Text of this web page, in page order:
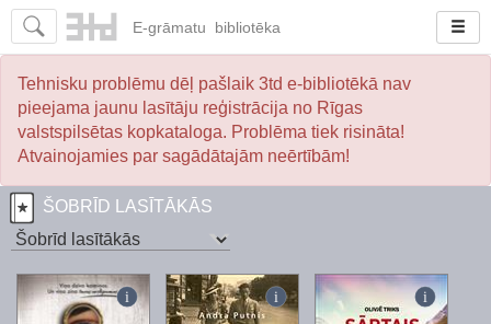
E-grāmatu bibliotēka
Tehnisku problēmu dēļ pašlaik 3td e-bibliotēkā nav
pieejama jaunu lasītāju reģistrācija no Rīgas
valstspilsētas kopkataloga. Problēma tiek risināta!
Atvainojamies par sagādātajām neērtībām!
ŠOBRĪD LASĪTĀKĀS